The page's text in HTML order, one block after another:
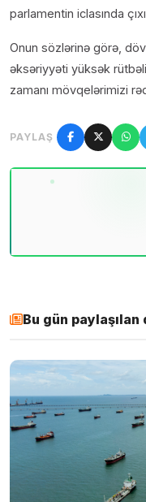
parlamentin iclasında
Onun sözlərinə görə,
əksəriyyəti yüksək
zamanı mövqelərimizi
PAYLAŞ
Bu gün